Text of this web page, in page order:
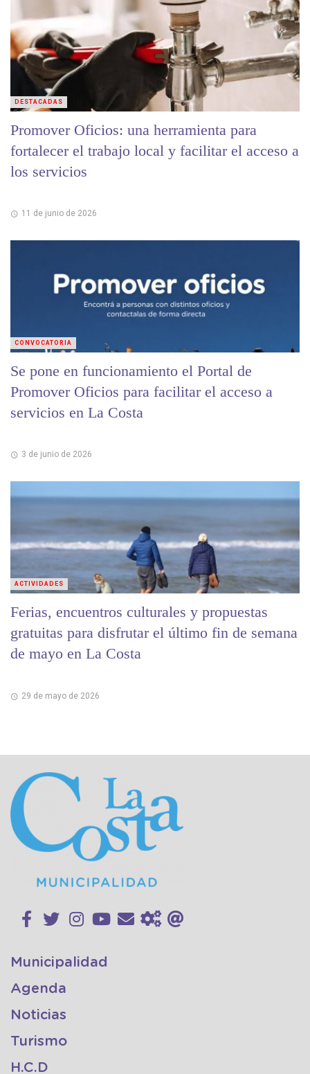
Promover Oficios: una herramienta para
fortalecer el trabajo local y facilitar el acceso a
los servicios
11 de junio de 2026
DESTACADAS
Se pone en funcionamiento el Portal de
Promover Oficios para facilitar el acceso a
servicios en La Costa
3 de junio de 2026
CONVOCATORIA
Ferias, encuentros culturales y propuestas
gratuitas para disfrutar el último fin de semana
de mayo en La Costa
29 de mayo de 2026
ACTIVIDADES
Municipalidad
Agenda
Noticias
Turismo
H.C.D